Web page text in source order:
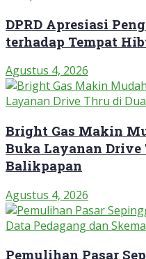
DPRD Apresiasi
terhadap Tempat
Agustus 4, 2026
Bright Gas Makin
Buka Layanan Drive
Balikpapan
Agustus 4, 2026
Pemulihan Pasar